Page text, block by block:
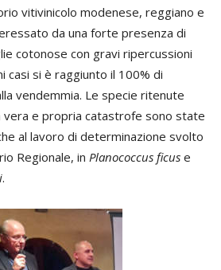
vitivinicolo modenese, reggiano e
da una forte presenza di
cotonose con gravi ripercussioni
casi si è raggiunto il 100% di
vendemmia. Le specie ritenute
vera e propria catastrofe sono state
al lavoro di determinazione svolto
Regionale, in Planococcus ficus e
.